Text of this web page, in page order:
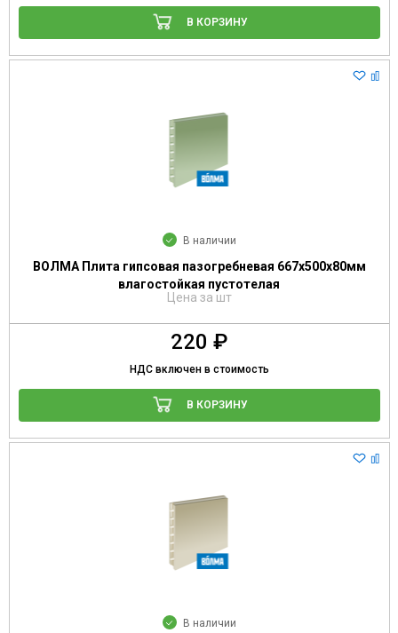
В КОРЗИНУ
В наличии
ВОЛМА Плита гипсовая пазогребневая 667х500х80мм
влагостойкая пустотелая
Цена за шт
220 ₽
НДС включен в стоимость
В КОРЗИНУ
В наличии